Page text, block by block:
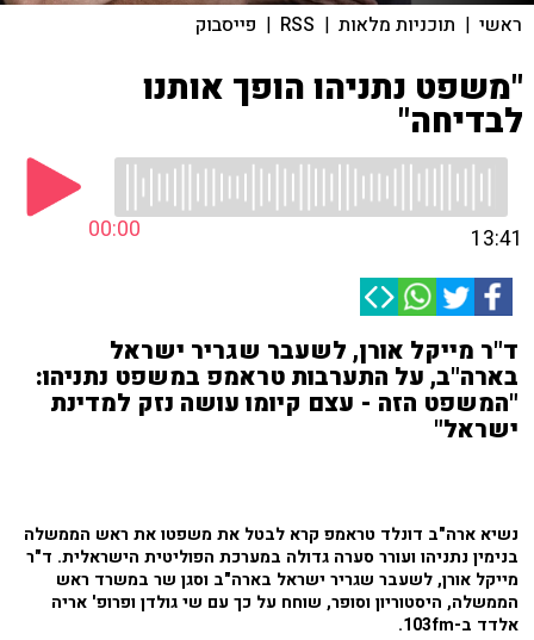
ראשי | תוכניות מלאות |
RSS
| פייסבוק
"משפט נתניהו הופך אותנו
לבדיחה"
00:00 13:41
ד"ר מייקל אורן, לשעבר שגריר ישראל
בארה"ב, על התערבות טראמפ במשפט נתניהו:
"המשפט הזה - עצם קיומו עושה נזק למדינת
ישראל"
נשיא ארה"ב דונלד טראמפ קרא לבטל את משפטו את ראש הממשלה
בנימין נתניהו ועורר סערה גדולה במערכת הפוליטית הישראלית. ד"ר
מייקל אורן, לשעבר שגריר ישראל בארה"ב וסגן שר במשרד ראש
הממשלה, היסטוריון וסופר, שוחח על כך עם שי גולדן ופרופ' אריה
אלדד ב-103fm.